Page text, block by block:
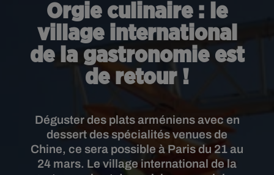
Orgie culinaire : le
village international
de la gastronomie est
de retour !
Déguster des plats arméniens avec en
dessert des spécialités venues de
Chine, ce sera possible à Paris du 21 au
24 mars. Le village international de la